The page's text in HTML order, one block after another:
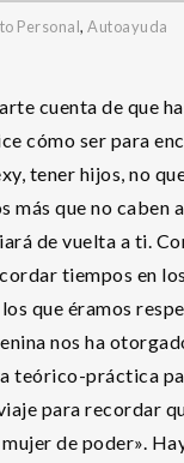
Personal, Autoayuda
cuenta de que
cómo ser para
tener hijos, no
que no caben
de vuelta a ti.
tiempos en
que éramos
nos ha
teórico-práctica
para recordar
de poder».